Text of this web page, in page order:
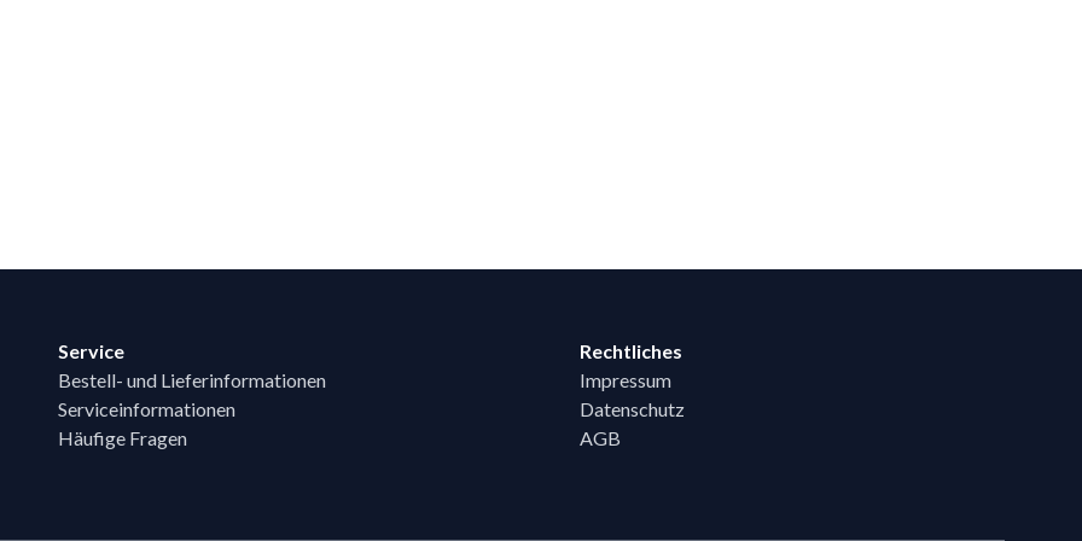
Service
Bestell- und Lieferinformationen
Serviceinformationen
Häufige Fragen
Rechtliches
Impressum
Datenschutz
AGB